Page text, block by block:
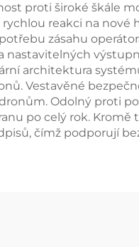
proti široké škále
reakci na nové
zásahu
nastavitelných
architektura
Vestavěné
Odolný proti
po celý rok. Kromě
čímž podporují